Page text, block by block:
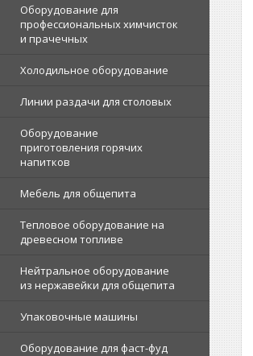
Оборудование для
профессиональных химчисток
и прачечных
Холодильное оборудование
Линии раздачи для столовых
Оборудование
приготовления горячих
напитков
Мебель для общепита
Тепловое оборудование на
древесном топливе
Нейтральное оборудование
из нержавейки для общепита
Упаковочные машины
Оборудование для фаст-фуд